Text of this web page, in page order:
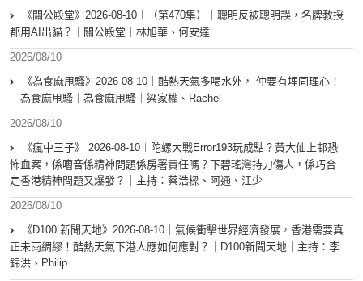
《關公殿堂》2026-08-10︱（第470集）｜聰明反被聰明誤，名牌教授
都用AI出貓？｜關公殿堂｜林旭華、何安達
2026/08/10
《為食麻甩騷》2026-08-10｜酷熱天氣多喝水外， 仲要有埋同理心！
｜為食麻甩騷｜為食麻甩騷｜梁家權、Rachel
2026/08/10
《瘋中三子》 2026-08-10︱陀螺大戰Error193玩成點？黃大仙上邨恐
怖血案，係嘈音係精神問題係房署責任嗎？下碧瑤灣持刀傷人，係巧合
定香港精神問題又爆發？｜主持：蔡浩樑、阿通、江少
2026/08/10
《D100 新聞天地》2026-08-10｜氣候衝擊世界經濟發展，香港需要真
正未雨綢繆！酷熱天氣下港人應如何應對？｜D100新聞天地｜主持：李
錦洪、Philip